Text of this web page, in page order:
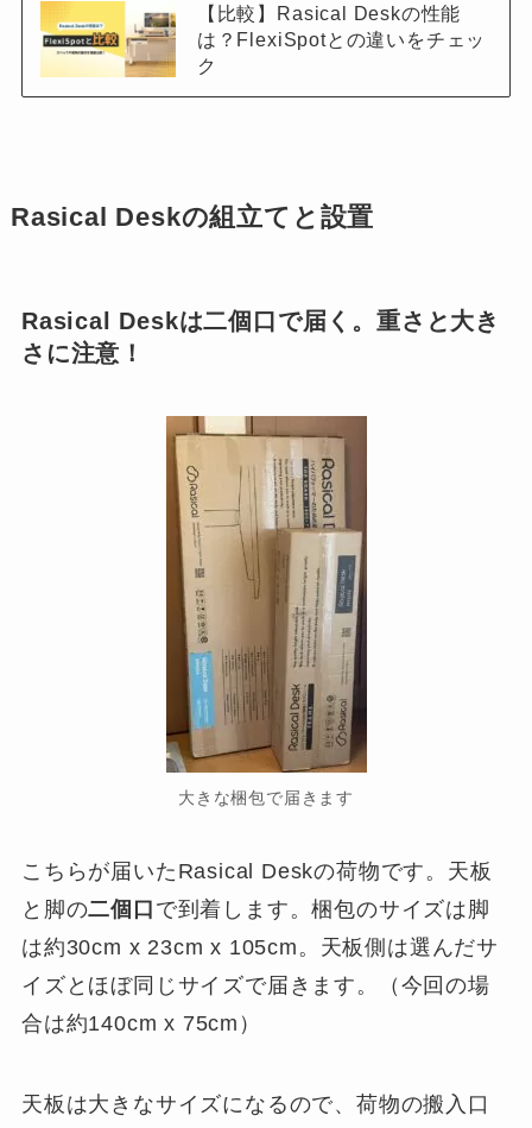
【比較】Rasical Deskの性能
は？FlexiSpotとの違いをチェッ
ク
Rasical Deskの組立てと設置
Rasical Deskは二個口で届く。重さと大き
さに注意！
大きな梱包で届きます
こちらが届いたRasical Deskの荷物です。天板
と脚の二個口 で到着します。梱包のサイズは脚
は約30cm x 23cm x 105cm。天板側は選んだサ
イズとほぼ同じサイズで届きます。（今回の場
合は約140cm x 75cm）
天板は大きなサイズになるので、荷物の搬入口